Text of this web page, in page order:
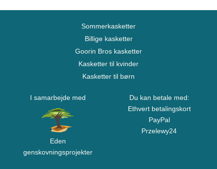
Sommerkasketter
Billige kasketter
Goorin Bros kasketter
Kasketter til kvinder
Kasketter til børn
I samarbejde med
Eden
genskovningsprojekter
Du kan betale med:
Ethvert betalingskort
PayPal
Przelewy24